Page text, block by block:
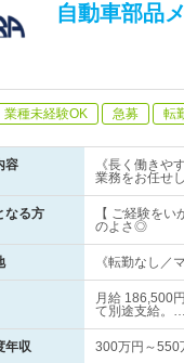
自動車部品
業種未経験OK 急募 転
容
《長く働きや
業務をお任せ
なる方
【 ご経験を
のよさ◎
《転勤なし
月給 186,500
て別途支給。…
年収 300万円～550